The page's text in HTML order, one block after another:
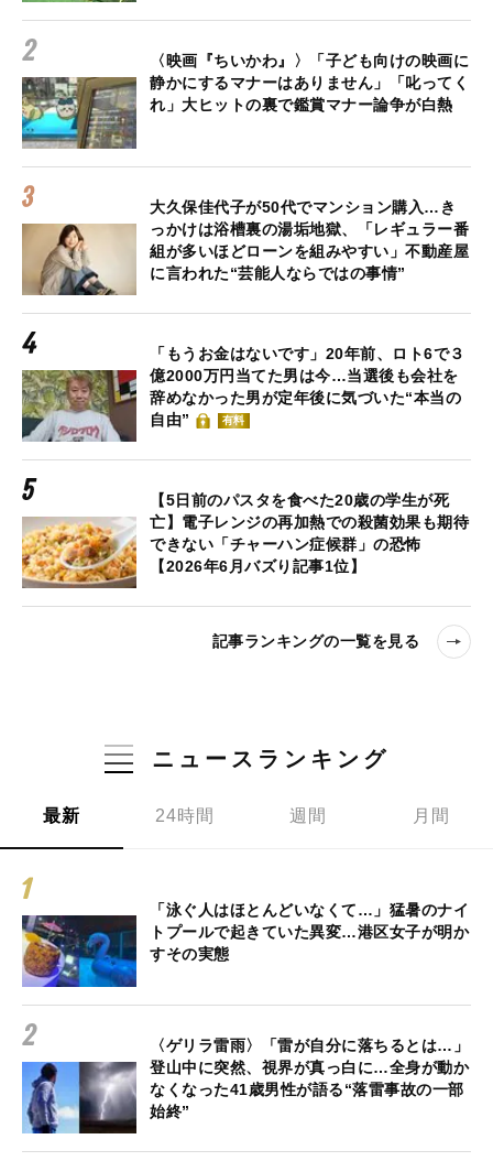
〈映画『ちいかわ』〉「子ども向けの映画に
静かにするマナーはありません」「叱ってく
れ」大ヒットの裏で鑑賞マナー論争が白熱
大久保佳代子が50代でマンション購入…き
っかけは浴槽裏の湯垢地獄、「レギュラー番
組が多いほどローンを組みやすい」不動産屋
に言われた“芸能人ならではの事情”
「もうお金はないです」20年前、ロト6で３
億2000万円当てた男は今…当選後も会社を
辞めなかった男が定年後に気づいた“本当の
自由”
有料
【5日前のパスタを食べた20歳の学生が死
亡】電子レンジの再加熱での殺菌効果も期待
できない「チャーハン症候群」の恐怖
【2026年6月バズり記事1位】
記事ランキングの一覧を見る
ニュースランキング
最新 24時間 週間 月間
「泳ぐ人はほとんどいなくて…」猛暑のナイ
トプールで起きていた異変…港区女子が明か
すその実態
〈ゲリラ雷雨〉「雷が自分に落ちるとは…」
登山中に突然、視界が真っ白に…全身が動か
なくなった41歳男性が語る“落雷事故の一部
始終”